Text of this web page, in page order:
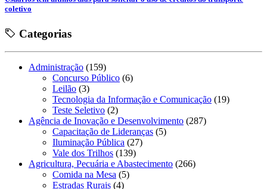
coletivo
Categorias
Administração (159)
Concurso Público (6)
Leilão (3)
Tecnologia da Informação e Comunicação (19)
Teste Seletivo (2)
Agência de Inovação e Desenvolvimento (287)
Capacitação de Lideranças (5)
Iluminação Pública (27)
Vale dos Trilhos (139)
Agricultura, Pecuária e Abastecimento (266)
Comida na Mesa (5)
Estradas Rurais (4)